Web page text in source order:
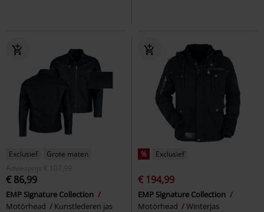
Exclusief
Grote maten
Adviesprijs
€ 107,99
€ 86,99
EMP Signature Collection
Motörhead
Kunstlederen jas
% Exclusief
€ 194,99
EMP Signature Collection
Motörhead
Winterjas